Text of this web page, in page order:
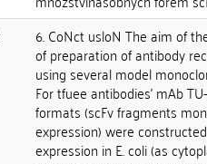
6. CoNct usloN The aim of
of preparation of antibody
using several model
For tfuee antibodies' mAb
formats (scFv fragments
expression) were
expression in E. coli (as